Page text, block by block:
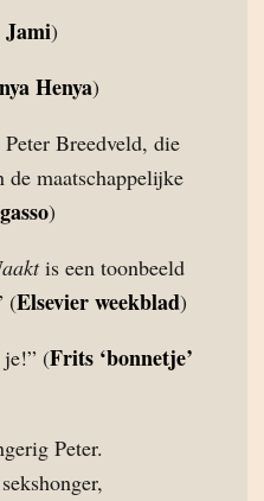
Jami)
Henya)
Breedveld, die
maatschappelijke
)
is een toonbeeld
(Elsevier weekblad)
je!” (Frits ‘bonnetje’
Peter.